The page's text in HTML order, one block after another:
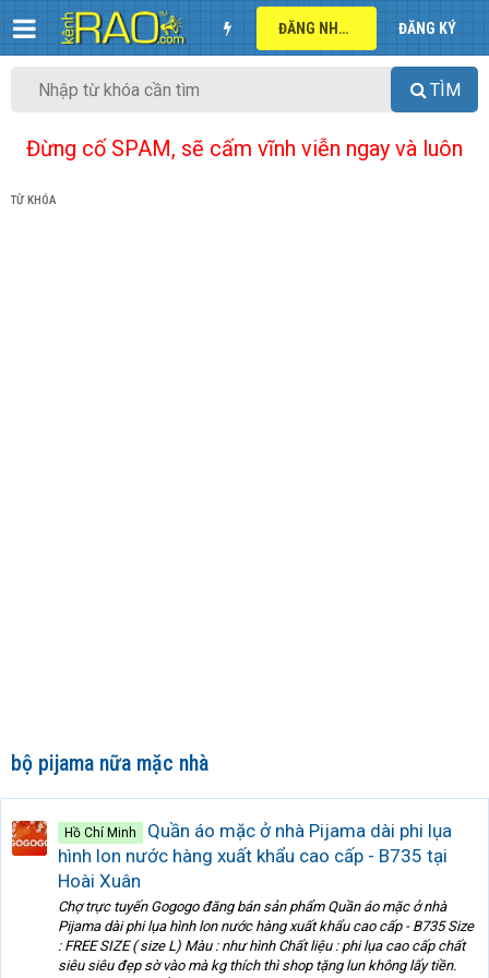
ĐĂNG NHẬP ĐĂNG KÝ
TÌM
Đừng cố SPAM, sẽ cấm vĩnh viễn ngay và luôn
TỪ KHÓA
bộ pijama nữa mặc nhà
Hồ Chí Minh
Quần áo mặc ở nhà Pijama dài phi lụa
hình lon nước hàng xuất khẩu cao cấp - B735 tại
Hoài Xuân
Chợ trực tuyến Gogogo đăng bán sản phẩm Quần áo mặc ở nhà
Pijama dài phi lụa hình lon nước hàng xuất khẩu cao cấp - B735 Size
: FREE SIZE ( size L) Màu : như hình Chất liệu : phi lụa cao cấp chất
siêu siêu đẹp sờ vào mà kg thích thì shop tặng lun không lấy tiền.